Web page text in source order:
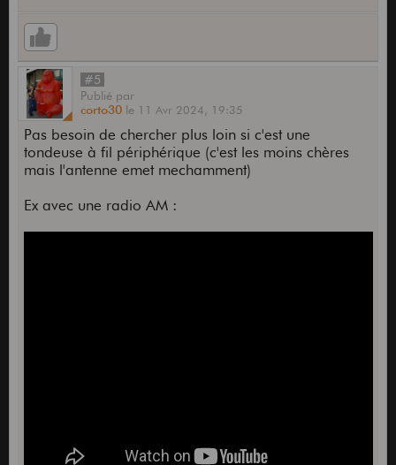
#5
Publié par
corto30 le 11 Avr 2024, 19:35
Pas besoin de chercher plus loin si c'est une
tondeuse à fil périphérique (c'est les moins chères
mais l'antenne emet mechamment)
Ex avec une radio AM :